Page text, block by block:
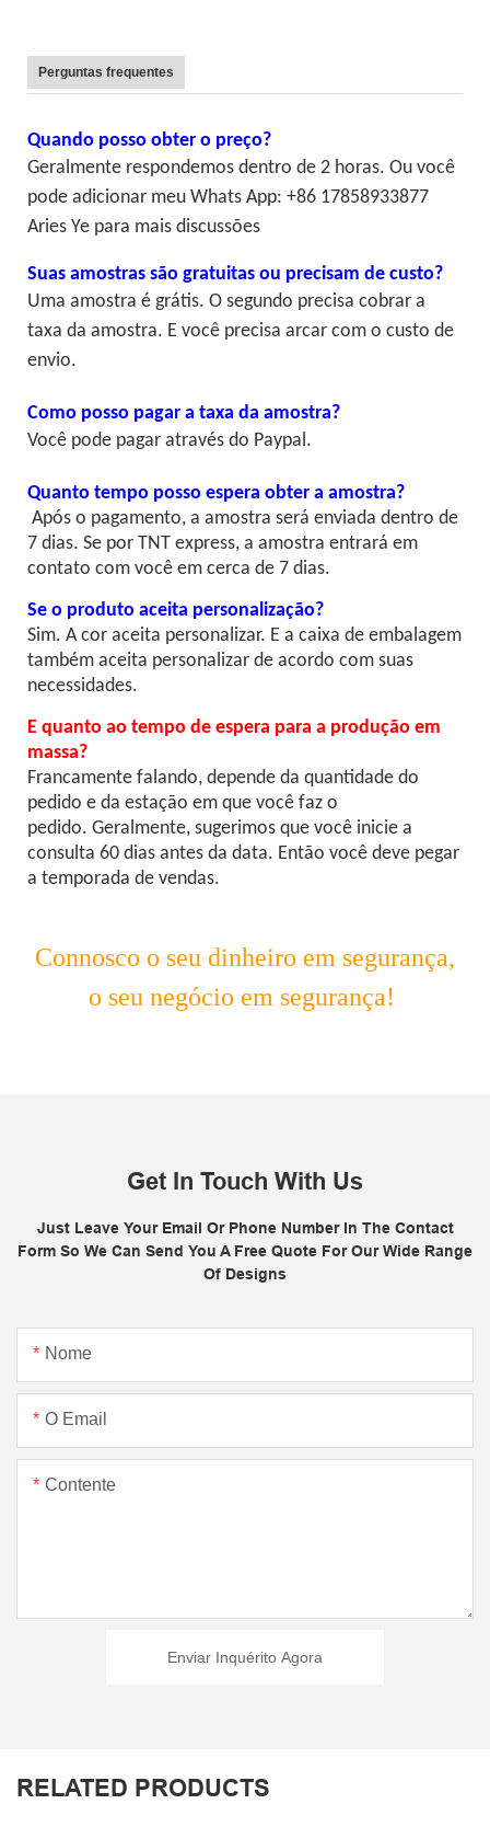
Perguntas frequentes
Quando posso obter o preço?
Geralmente respondemos dentro de 2 horas. Ou você
pode adicionar meu Whats App: +86 17858933877
Aries Ye para mais discussões
Suas amostras são gratuitas ou precisam de custo?
Uma amostra é grátis. O segundo precisa cobrar a
taxa da amostra. E você precisa arcar com o custo de
envio.
Como posso pagar a taxa da amostra?
Você pode pagar através do Paypal.
Quanto tempo posso espera obter a amostra?
Após o pagamento, a amostra será enviada dentro de
7 dias. Se por TNT express, a amostra entrará em
contato com você em cerca de 7 dias.
Se o produto aceita personalização?
Sim. A cor aceita personalizar. E a caixa de embalagem
também aceita personalizar de acordo com suas
necessidades.
E quanto ao tempo de espera para a produção em
massa?
Francamente falando, depende da quantidade do
pedido e da estação em que você faz o
pedido. Geralmente, sugerimos que você inicie a
consulta 60 dias antes da data. Então você deve pegar
a temporada de vendas.
Connosco o seu dinheiro em segurança,
o seu negócio em segurança!
Get In Touch With Us
Just Leave Your Email Or Phone Number In The Contact
Form So We Can Send You A Free Quote For Our Wide Range
Of Designs
Nome
O Email
Contente
Enviar Inquérito Agora
RELATED PRODUCTS